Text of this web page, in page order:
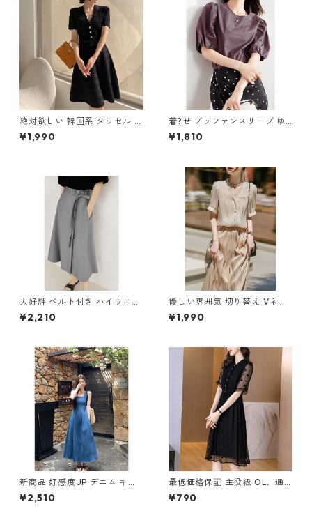
絶対欲しい 韓国系 タッセル A
ライン ニットワンピース m-2
63
¥1,990
着?せ ブッファンスリーブ ゆ
ったりトップス m-257
¥1,810
大好評 ベルト付き ハイウエス
ト Aラインスカート m-281
¥2,210
優しい雰囲気 切り替え Vネッ
ク 半袖トップス m-288
¥1,990
新商品 好感度UP デニム キャ
ミワンピース m-274
¥2,510
最低価格保証 主役級 OL、通
勤 エレガント ワンピース m-
602
¥790